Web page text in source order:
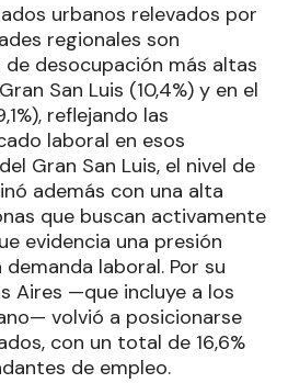
urbanos relevados por
regionales son
de desocupación más altas
San Luis (10,4%) y en el
reflejando las
laboral en esos
Gran San Luis, el nivel de
además con una alta
que buscan activamente
evidencia una presión
laboral. Por su
Aires —que incluye a los
volvió a posicionarse
con un total de 16,6%
de empleo.